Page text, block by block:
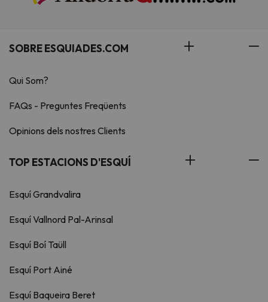
SOBRE ESQUIADES.COM
Qui Som?
FAQs - Preguntes Freqüents
Opinions dels nostres Clients
TOP ESTACIONS D'ESQUÍ
Esquí Grandvalira
Esquí Vallnord Pal-Arinsal
Esquí Boí Taüll
Esquí Port Ainé
Esquí Baqueira Beret